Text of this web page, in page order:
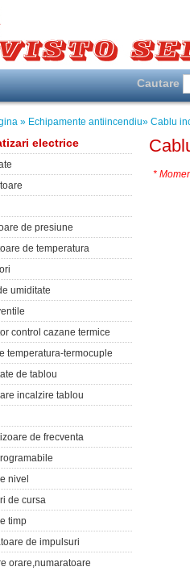
Cautare
» Echipamente antiincendiu» Cablu
electrice
de presiune
de temperatura
umiditate
control cazane termice
temperatura-termocuple
de tablou
incalzire tablou
de frecventa
nivel
de cursa
timp
de impulsuri
orare,numaratoare
*